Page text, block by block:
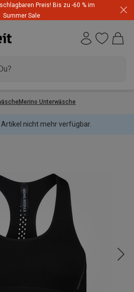
Preis! Bis zu -60 % im
Summer Sale
Merino Unterwäsche
Artikel nicht mehr verfügbar.